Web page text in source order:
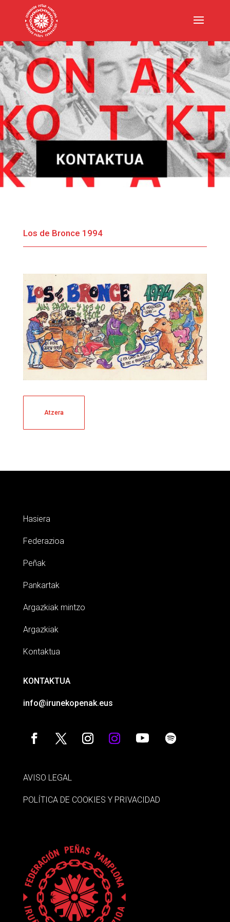
Los de Bronce 1994
Atzera
Hasiera
Federazioa
Peñak
Pankartak
Argazkiak mintzo
Argazkiak
Kontaktua
KONTAKTUA
info@irunekopenak.eus
AVISO LEGAL
POLÍTICA DE COOKIES Y PRIVACIDAD